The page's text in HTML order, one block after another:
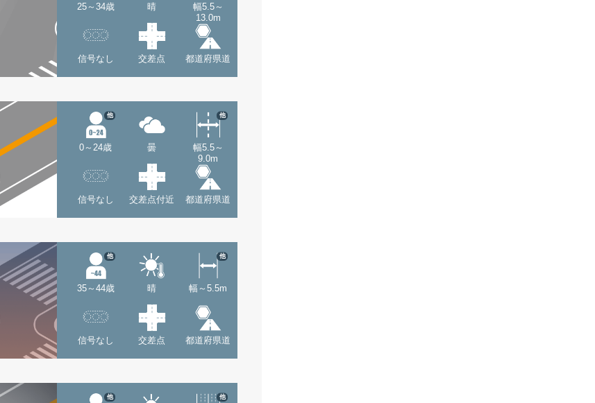
25～34歳 晴
幅5.5～
13.0m
信号なし 交差点 都道府県道
0～24歳
他
曇
幅5.5～
9.0m
他
信号なし 交差点付近 都道府県道
35～44歳
他
晴 幅～5.5m
他
信号なし 交差点 都道府県道
他 他